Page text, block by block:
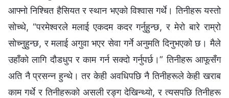
आफ्नो निश्चित हैसियत र स्थान भएको विश्‍वास गर्थे। तिनीहरू यस्तो
सोच्थे, “परमेश्‍वरले मलाई एकदम कदर गर्नुहुन्छ, र मेरो बारे राम्रो
सोच्नुहुन्छ, र मलाई अगुवा भएर सेवा गर्ने अनुमति दिनुभएको छ। मैले
उहाँको लागि दौडधुप र काम गर्न सक्दो गर्नुपर्छ।” तिनीहरू आफूसँग
अति नै प्रसन्न हुन्थे। तर केही अवधिपछि नै तिनीहरूले केही खराब
काम गर्थे र तिनीहरूको असली रङ्ग देखिन्थ्यो, र त्यसपछि तिनीहरू